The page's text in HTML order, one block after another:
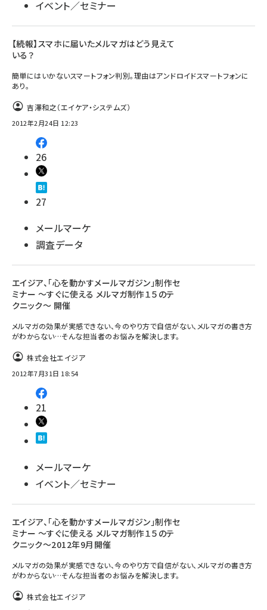
イベント／セミナー
【続報】スマホに届いたメルマガはどう見えて
いる？
簡単にはいかないスマートフォン判別。理由はアンドロイドスマートフォンに
あり。
吉澤和之（エイケア・システムズ）
2012年2月24日 12:23
26
27
メールマーケ
調査データ
エイジア、「心を動かすメールマガジン」制作セ
ミナー ～すぐに使える メルマガ制作１５のテ
クニック～ 開催
メルマガの効果が実感できない、今のやり方で自信がない、メルマガの書き方
がわからない…そんな担当者のお悩みを解決します。
株式会社エイジア
2012年7月31日 18:54
21
メールマーケ
イベント／セミナー
エイジア、「心を動かすメールマガジン」制作セ
ミナー ～すぐに使える メルマガ制作１５のテ
クニック～2012年9月開催
メルマガの効果が実感できない、今のやり方で自信がない、メルマガの書き方
がわからない…そんな担当者のお悩みを解決します。
株式会社エイジア